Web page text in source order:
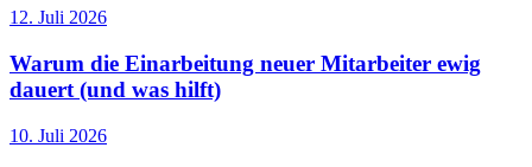
12. Juli 2026
Warum die Einarbeitung neuer Mitarbeiter ewig
dauert (und was hilft)
10. Juli 2026